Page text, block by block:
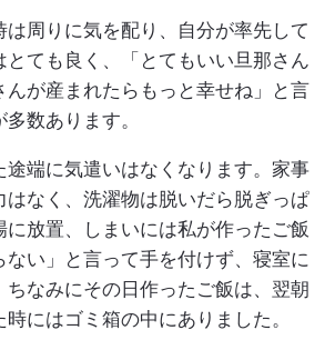
は周りに気を配り、自分が率先して
ても良く、「とてもいい旦那さん
んが産まれたらもっと幸せね」と言
数あります。
途端に気遣いはなくなります。家事
はなく、洗濯物は脱いだら脱ぎっぱ
に放置、しまいには私が作ったご飯
ない」と言って手を付けず、寝室に
ちなみにその日作ったご飯は、翌朝
にはゴミ箱の中にありました。